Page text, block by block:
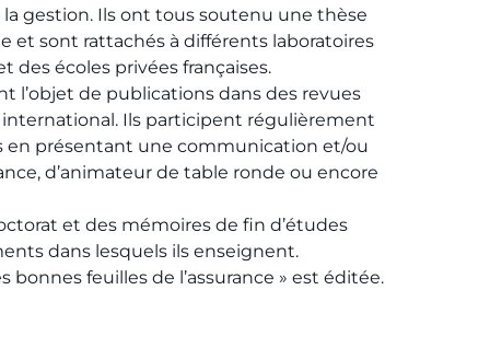
la gestion. Ils ont tous soutenu une thèse
et sont rattachés à différents laboratoires
des écoles privées françaises.
l’objet de publications dans des revues
Ils participent régulièrement
en présentant une communication et/ou
d’animateur de table ronde ou encore
et des mémoires de fin d’études
dans lesquels ils enseignent.
bonnes feuilles de l’assurance » est éditée.